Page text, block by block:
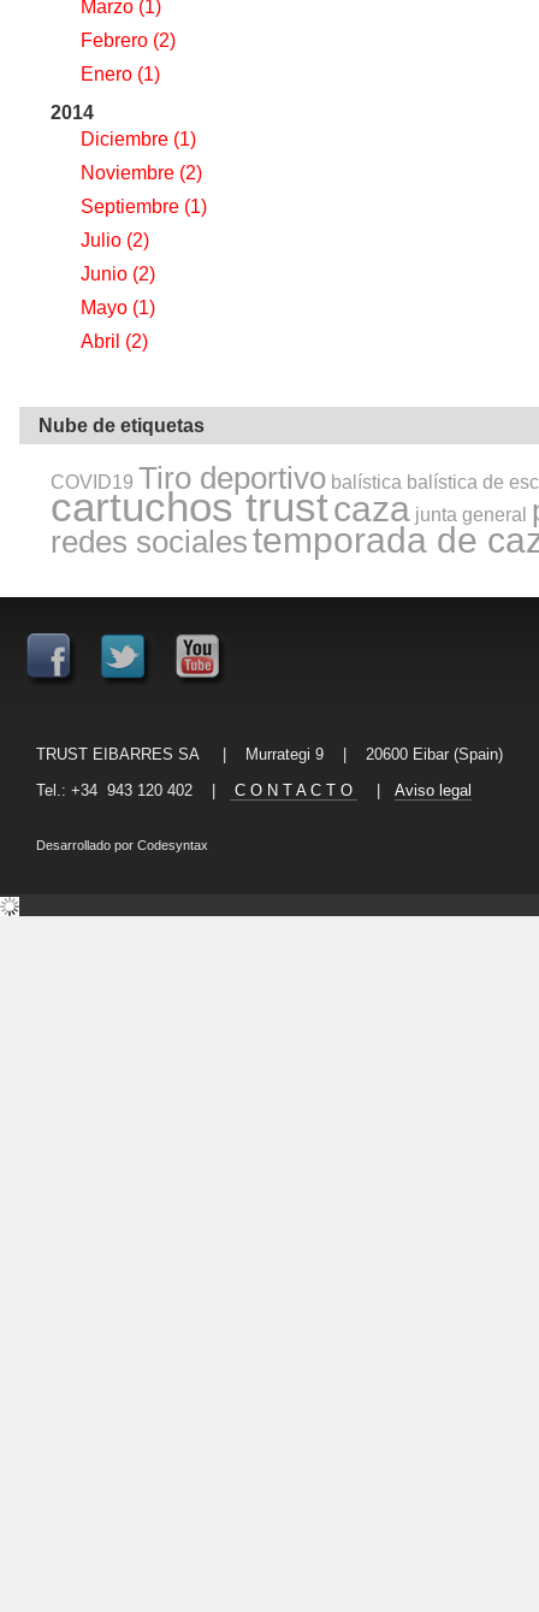
Marzo (1)
Febrero (2)
Enero (1)
2014
Diciembre (1)
Noviembre (2)
Septiembre (1)
Julio (2)
Junio (2)
Mayo (1)
Abril (2)
Nube de etiquetas
COVID19 Tiro deportivo balística balística de
cartuchos trustcaza junta general
redes socialestemporada de
TRUST EIBARRES SA | Murrategi 9 | 20600 Eibar (Spain)
Tel.: +34 943 120 402 |
C O N T A C T O Aviso legal
Desarrollado por Codesyntax